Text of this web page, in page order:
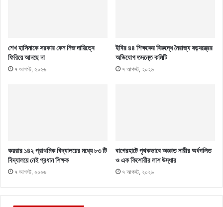
শেখ হাসিনাকে সরকার কেন নিজ দায়িত্বে
ফিরিয়ে আনছে না
৭ আগস্ট, ২০২৬
ইবির ৪৪ শিক্ষকের বিরুদ্ধে নৈরাজ্য ষড়যন্ত্রের
অভিযোগ তদন্তে কমিটি
৭ আগস্ট, ২০২৬
কয়রার ১৪২ প্রাথমিক বিদ্যালয়ের মধ্যে ৮৩ টি
বিদ্যালয়ে নেই প্রধান শিক্ষক
৭ আগস্ট, ২০২৬
বাগেরহাটে পৃথকভাবে অজ্ঞাত নারীর অর্ধগলিত
ও এক কিশোরীর লাশ উদ্ধার
৭ আগস্ট, ২০২৬